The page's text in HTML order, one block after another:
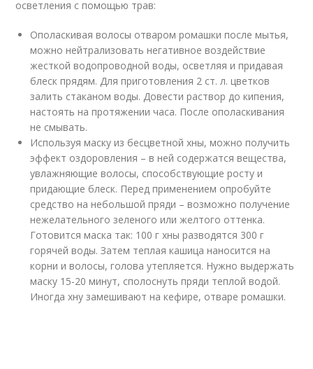
осветления с помощью трав:
Ополаскивая волосы отваром ромашки после мытья,
можно нейтрализовать негативное воздействие
жесткой водопроводной воды, осветляя и придавая
блеск прядям. Для приготовления 2 ст. л. цветков
залить стаканом воды. Довести раствор до кипения,
настоять на протяжении часа. После ополаскивания
не смывать.
Используя маску из бесцветной хны, можно получить
эффект оздоровления – в ней содержатся вещества,
увлажняющие волосы, способствующие росту и
придающие блеск. Перед применением опробуйте
средство на небольшой пряди – возможно получение
нежелательного зеленого или желтого оттенка.
Готовится маска так: 100 г хны разводятся 300 г
горячей воды. Затем теплая кашица наносится на
корни и волосы, голова утепляется. Нужно выдержать
маску 15-20 минут, сполоснуть пряди теплой водой.
Иногда хну замешивают на кефире, отваре ромашки.